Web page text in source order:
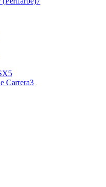
5
Carrera3